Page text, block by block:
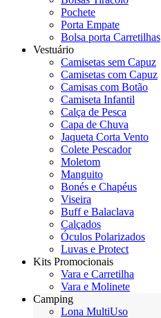
Pochete
Porta Empate
Bolsa porta Carretilhas
Vestuário
Camisetas sem Capuz
Camisetas com Capuz
Camisas com Botão
Camiseta Infantil
Calça de Pesca
Capa de Chuva
Jaqueta Corta Vento
Colete Pescador
Moletom
Manguito
Bonés e Chapéus
Viseira
Buff e Balaclava
Calçados
Óculos Polarizados
Luvas e Protect
Kits Promocionais
Vara e Carretilha
Vara e Molinete
Camping
Lona MultiUso